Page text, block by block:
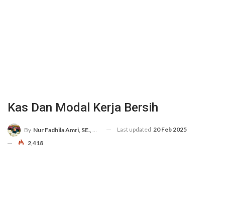
Kas Dan Modal Kerja Bersih
By Nur Fadhila Amri, SE., Ak., M.Si Last updated 20 Feb 2025
2,418